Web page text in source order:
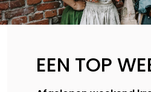
EEN TOP